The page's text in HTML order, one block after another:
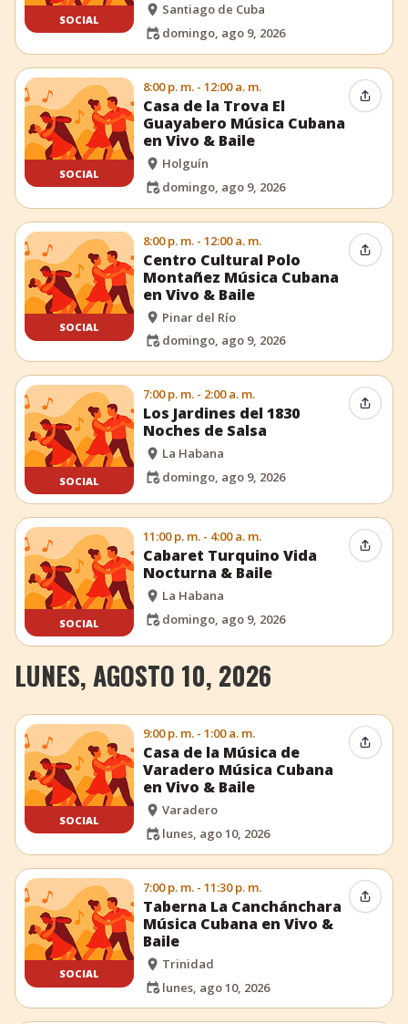
SOCIAL
Santiago de Cuba
domingo, ago 9, 2026
SOCIAL
8:00 p. m. - 12:00 a. m.
Casa de la Trova El
Guayabero Música Cubana
en Vivo & Baile
Holguín
domingo, ago 9, 2026
SOCIAL
8:00 p. m. - 12:00 a. m.
Centro Cultural Polo
Montañez Música Cubana
en Vivo & Baile
Pinar del Río
domingo, ago 9, 2026
SOCIAL
7:00 p. m. - 2:00 a. m.
Los Jardines del 1830
Noches de Salsa
La Habana
domingo, ago 9, 2026
SOCIAL
11:00 p. m. - 4:00 a. m.
Cabaret Turquino Vida
Nocturna & Baile
La Habana
domingo, ago 9, 2026
LUNES, AGOSTO 10, 2026
SOCIAL
9:00 p. m. - 1:00 a. m.
Casa de la Música de
Varadero Música Cubana
en Vivo & Baile
Varadero
lunes, ago 10, 2026
SOCIAL
7:00 p. m. - 11:30 p. m.
Taberna La Canchánchara
Música Cubana en Vivo &
Baile
Trinidad
lunes, ago 10, 2026